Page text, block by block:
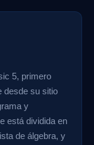
5, primero
desde su sitio
y
está dividida en
de álgebra, y